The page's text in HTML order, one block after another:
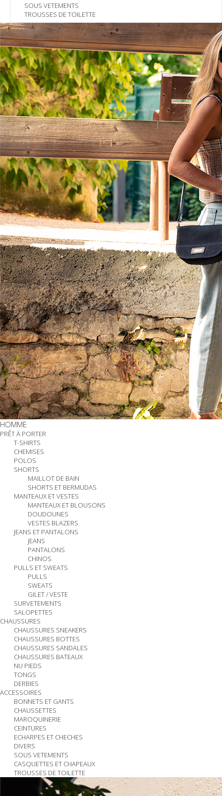
SOUS VETEMENTS
TROUSSES DE TOILETTE
HOMME
PRÊT À PORTER
T-SHIRTS
CHEMISES
POLOS
SHORTS
MAILLOT DE BAIN
SHORTS ET BERMUDAS
MANTEAUX ET VESTES
MANTEAUX ET BLOUSONS
DOUDOUNES
VESTES BLAZERS
JEANS ET PANTALONS
JEANS
PANTALONS
CHINOS
PULLS ET SWEATS
PULLS
SWEATS
GILET / VESTE
SURVETEMENTS
SALOPETTES
CHAUSSURES
CHAUSSURES SNEAKERS
CHAUSSURES BOTTES
CHAUSSURES SANDALES
CHAUSSURES BATEAUX
NU PIEDS
TONGS
DERBIES
ACCESSOIRES
BONNETS ET GANTS
CHAUSSETTES
MAROQUINERIE
CEINTURES
ECHARPES ET CHECHES
DIVERS
SOUS VETEMENTS
CASQUETTES ET CHAPEAUX
TROUSSES DE TOILETTE